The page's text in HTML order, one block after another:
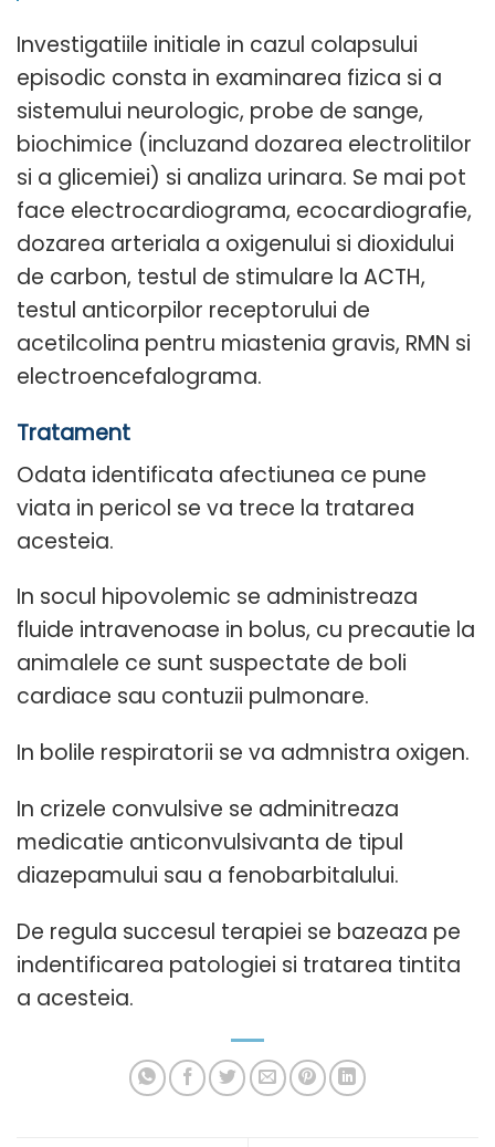
Investigatiile initiale in cazul colapsului
episodic consta in examinarea fizica si a
sistemului neurologic, probe de sange,
biochimice (incluzand dozarea electrolitilor
si a glicemiei) si analiza urinara. Se mai pot
face electrocardiograma, ecocardiografie,
dozarea arteriala a oxigenului si dioxidului
de carbon, testul de stimulare la ACTH,
testul anticorpilor receptorului de
acetilcolina pentru miastenia gravis, RMN si
electroencefalograma.
Tratament
Odata identificata afectiunea ce pune
viata in pericol se va trece la tratarea
acesteia.
In socul hipovolemic se administreaza
fluide intravenoase in bolus, cu precautie la
animalele ce sunt suspectate de boli
cardiace sau contuzii pulmonare.
In bolile respiratorii se va admnistra oxigen.
In crizele convulsive se adminitreaza
medicatie anticonvulsivanta de tipul
diazepamului sau a fenobarbitalului.
De regula succesul terapiei se bazeaza pe
indentificarea patologiei si tratarea tintita
a acesteia.